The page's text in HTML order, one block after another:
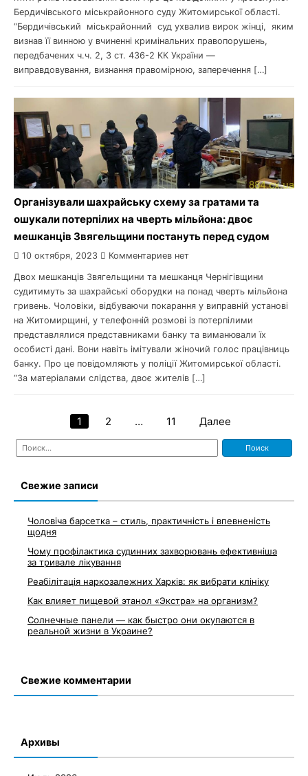
Бердичівського міськрайонного суду Житомирської області.
“Бердичівський міськрайонний суд ухвалив вирок жінці, яким
визнав її винною у вчиненні кримінальних правопорушень,
передбачених ч.ч. 2, 3 ст. 436-2 КК України —
виправдовування, визнання правомірною, заперечення […]
Організували шахрайську схему за гратами та
ошукали потерпілих на чверть мільйона: двоє
мешканців Звягельщини постануть перед судом
10 октября, 2023 Комментариев нет
Двох мешканців Звягельщини та мешканця Чернігівщини
судитимуть за шахрайські оборудки на понад чверть мільйона
гривень. Чоловіки, відбуваючи покарання у виправній установі
на Житомирщині, у телефонній розмові із потерпілими
представлялися представниками банку та виманювали їх
особисті дані. Вони навіть імітували жіночий голос працівниць
банку. Про це повідомляють у поліції Житомирської області.
“За матеріалами слідства, двоє жителів […]
Навигация
по
1 2 … 11 Далее
Найти:
Свежие записи
Чоловіча барсетка – стиль, практичність і впевненість
щодня
Чому профілактика судинних захворювань ефективніша
за тривале лікування
Реабілітація наркозалежних Харків: як вибрати клініку
Как влияет пищевой этанол «Экстра» на организм?
Солнечные панели — как быстро они окупаются в
реальной жизни в Украине?
Свежие комментарии
Архивы